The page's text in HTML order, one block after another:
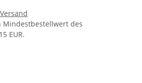
Versand
Mindestbestellwert des
EUR.